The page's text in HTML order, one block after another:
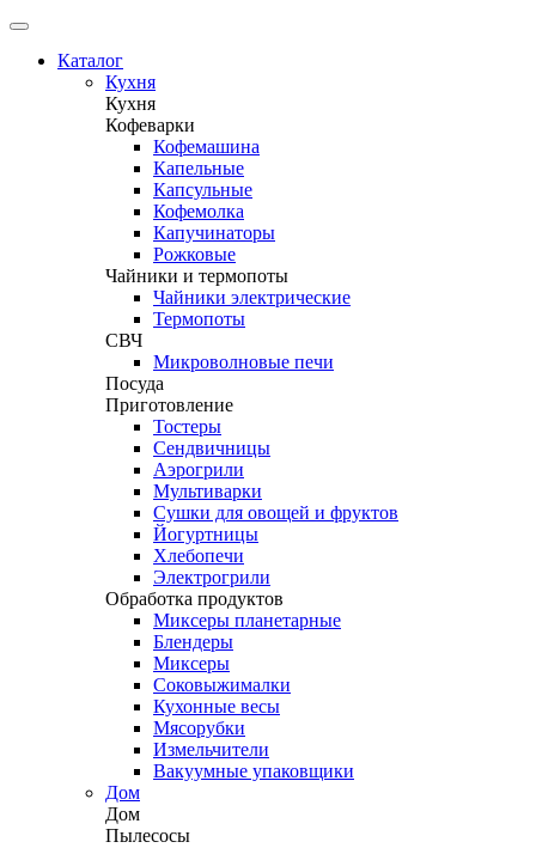
Каталог
Кухня
Кухня
Кофеварки
Кофемашина
Капельные
Капсульные
Кофемолка
Капучинаторы
Рожковые
Чайники и термопоты
Чайники электрические
Термопоты
СВЧ
Микроволновые печи
Посуда
Приготовление
Тостеры
Сендвичницы
Аэрогрили
Мультиварки
Сушки для овощей и фруктов
Йогуртницы
Хлебопечи
Электрогрили
Обработка продуктов
Миксеры планетарные
Блендеры
Миксеры
Соковыжималки
Кухонные весы
Мясорубки
Измельчители
Вакуумные упаковщики
Дом
Дом
Пылесосы